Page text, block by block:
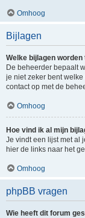
Omhoog
Bijlagen
Welke bijlagen
De beheerder bepaalt
je niet zeker bent
contact op met de
Omhoog
Hoe vind ik al mijn
Je vindt een lijst met al
hier de links naar het
Omhoog
phpBB vragen
Wie heeft dit forum